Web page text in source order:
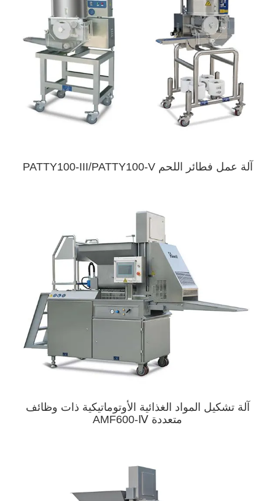
آلة عمل فطائر اللحم PATTY100-III/PATTY100-V
آلة تشكيل المواد الغذائية الأوتوماتيكية ذات وظائف
متعددة AMF600-Ⅳ